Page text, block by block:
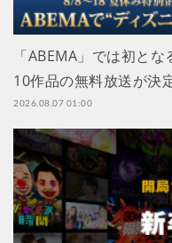
「ABEMA」では初と
10作品の無料放送が決
2026.08.07 01:00